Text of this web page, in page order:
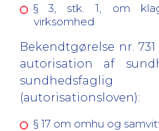
§ 3, stk. 1, om
virksomhed
Bekendtgørelse nr.
autorisation af
(autorisationsloven):
§ 17 om omhu og